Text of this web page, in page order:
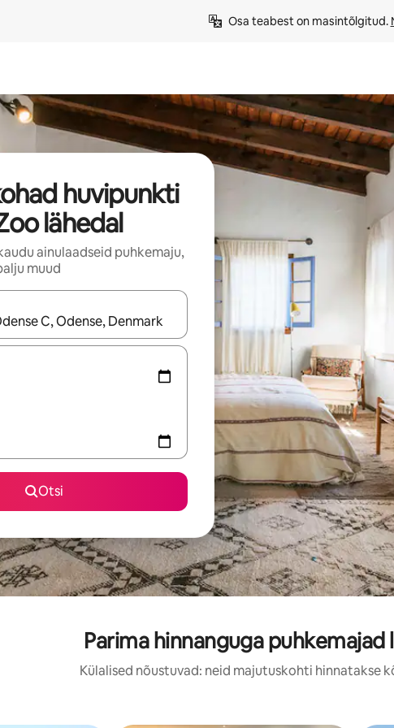
Osa teabest on masintõlgitud.
huvipunkti
lähedal
ainulaadseid puhkemaju,
muud
kuvatud, liigu ekraanil nooleklahvidega või puuduta või tõmba mööda
Otsi
Parima hinnanguga puhkemajad
Külalised nõustuvad: neid majutuskohti hinnatakse